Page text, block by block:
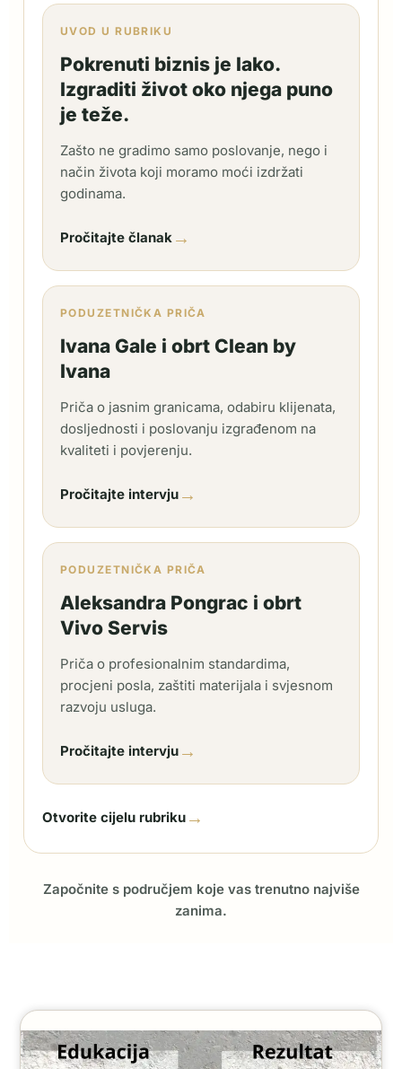
UVOD U RUBRIKU
Pokrenuti biznis je lako.
Izgraditi život oko njega puno
je teže.
Zašto ne gradimo samo poslovanje, nego i
način života koji moramo moći izdržati
godinama.
Pročitajte članak →
PODUZETNIČKA PRIČA
Ivana Gale i obrt Clean by
Ivana
Priča o jasnim granicama, odabiru klijenata,
dosljednosti i poslovanju izgrađenom na
kvaliteti i povjerenju.
Pročitajte intervju →
PODUZETNIČKA PRIČA
Aleksandra Pongrac i obrt
Vivo Servis
Priča o profesionalnim standardima,
procjeni posla, zaštiti materijala i svjesnom
razvoju usluga.
Pročitajte intervju →
Otvorite cijelu rubriku →
Započnite s područjem koje vas trenutno najviše
zanima.